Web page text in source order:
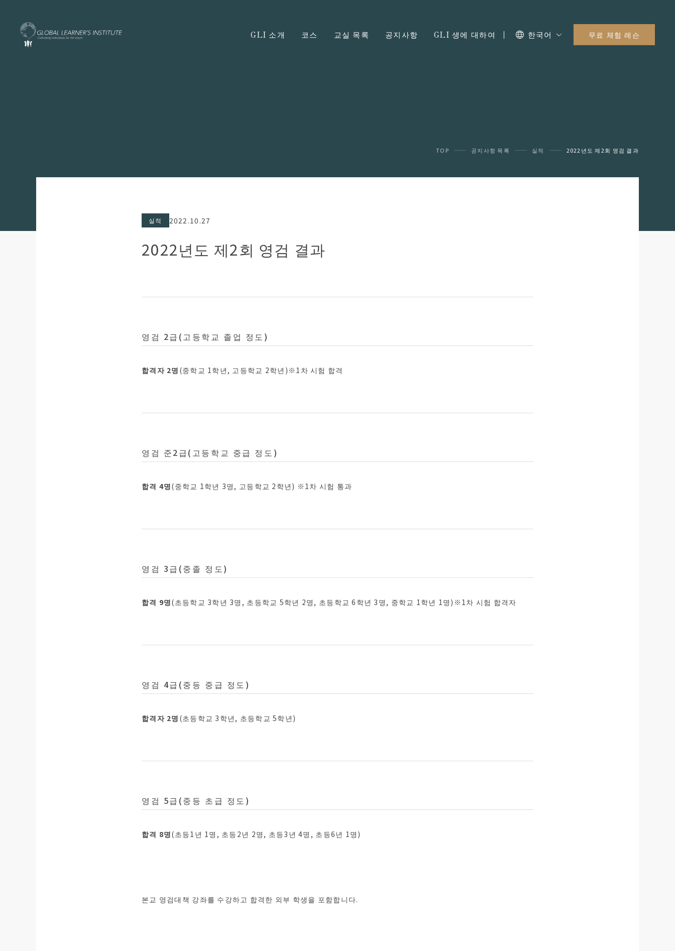
GLI 소개 코스 교실 목록 공지사항 GLI 생에 대하여 한국어 무료 체험 레슨
TOP 공지사항 목록 실적 2022년도 제2회 영검 결과
실적 2022.10.27
2022년도 제2회 영검 결과
영검 2급(고등학교 졸업 정도)
합격자 2명 (중학교 1학년, 고등학교 2학년)※1차 시험 합격
영검 준2급(고등학교 중급 정도)
합격 4명(중학교 1학년 3명, 고등학교 2학년) ※1차 시험 통과
영검 3급(중졸 정도)
합격 9명(초등학교 3학년 3명, 초등학교 5학년 2명, 초등학교 6학년 3명, 중학교 1학년 1명)※1차 시험 합격자
영검 4급(중등 중급 정도)
합격자 2명 (초등학교 3학년, 초등학교 5학년)
영검 5급(중등 초급 정도)
합격 8명(초등1년 1명, 초등2년 2명, 초등3년 4명, 초등6년 1명)
본교 영검대책 강좌를 수강하고 합격한 외부 학생을 포함합니다.